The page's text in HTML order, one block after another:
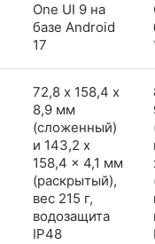
One UI 9 на
базе Android
17
72,8 х 158,4 х
8,9 мм
(сложенный)
и 143,2 x
158,4 x 4,1 мм
(раскрытый),
вес 215 г,
водозащита
IP48